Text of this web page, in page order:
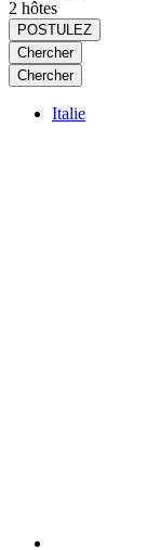
2 hôtes
POSTULEZ
Chercher
Chercher
Italie